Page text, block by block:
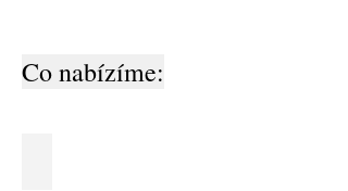
Co nabízíme: